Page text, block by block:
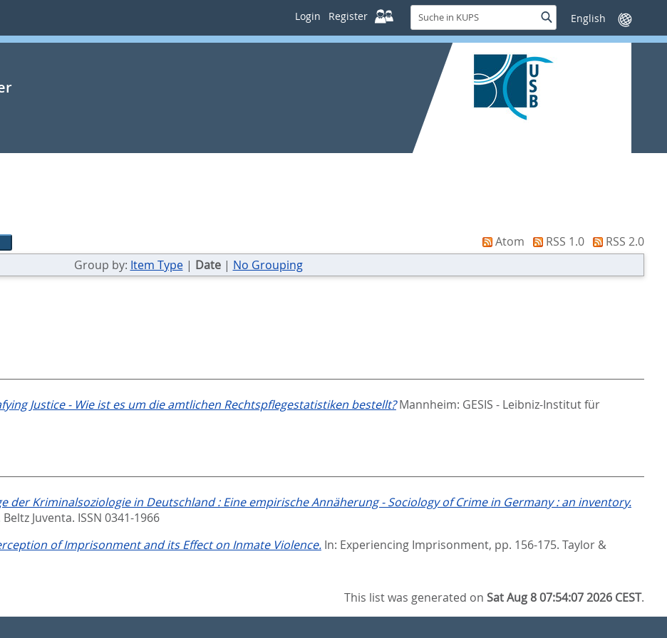
Login Register
Suche
in
KUPS
SucheSprache
wechseln
Atom RSS 1.0
RSS 2.0
Group by: Item Type| Date| No Grouping
Justice - Wie ist es um die amtlichen Rechtspflegestatistiken bestellt? Mannheim: GESIS - Leibniz-Institut für
der Kriminalsoziologie in Deutschland : Eine empirische Annäherung - Sociology of Crime in Germany : an inventory.
Beltz Juventa. ISSN 0341-1966
of Imprisonment and its Effect on Inmate Violence. In: Experiencing Imprisonment, pp. 156-175. Taylor &
This list was generated onSat Aug 8 07:54:07 2026 CEST.